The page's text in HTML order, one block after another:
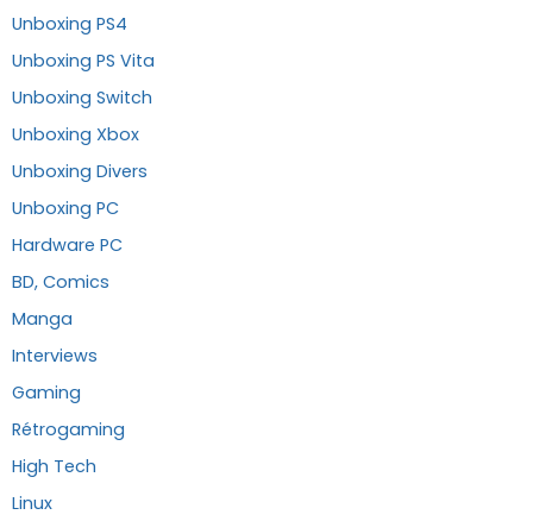
Unboxing PS4
Unboxing PS Vita
Unboxing Switch
Unboxing Xbox
Unboxing Divers
Unboxing PC
Hardware PC
BD, Comics
Manga
Interviews
Gaming
Rétrogaming
High Tech
Linux